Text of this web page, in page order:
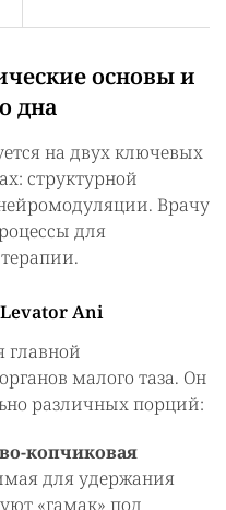
основы и
дна
на двух ключевых
структурной
Врачу
для
Ani
главной
малого таза. Он
различных порций:
копчиковая
для удержания
«гамак» под